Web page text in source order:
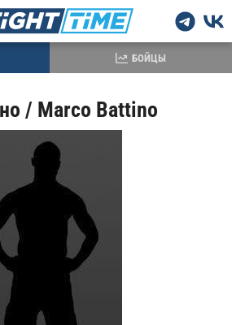
/ Marco Battino
БОЙЦЫ